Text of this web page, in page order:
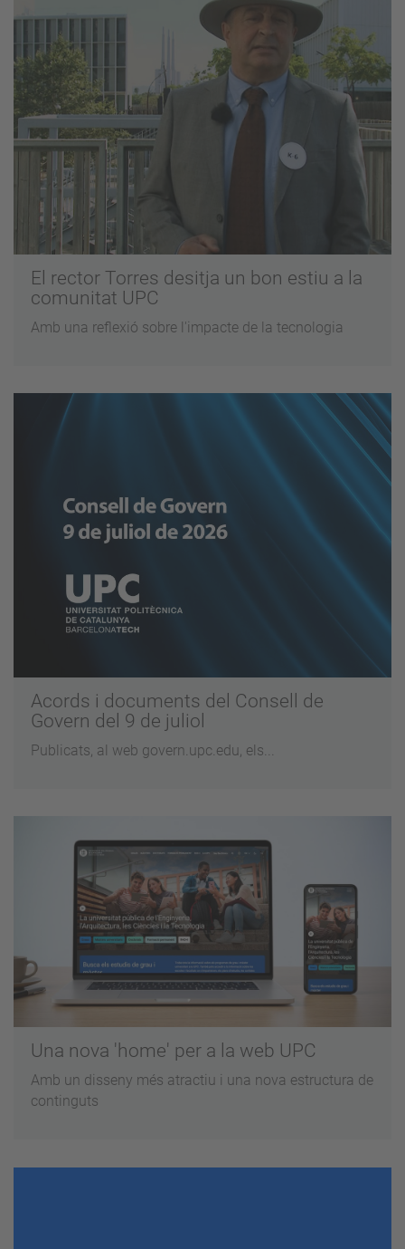
El rector Torres desitja un bon estiu a la
comunitat UPC
Amb una reflexió sobre l'impacte de la tecnologia
Acords i documents del Consell de
Govern del 9 de juliol
Publicats, al web govern.upc.edu, els...
Una nova 'home' per a la web UPC
Amb un disseny més atractiu i una nova estructura de
continguts